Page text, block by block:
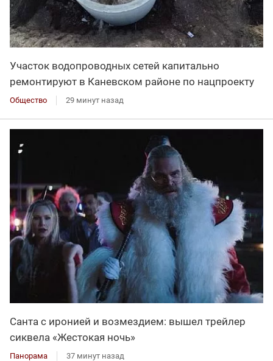
Участок водопроводных сетей капитально
ремонтируют в Каневском районе по нацпроекту
Общество 29 минут назад
Санта с иронией и возмездием: вышел трейлер
сиквела «Жестокая ночь»
Панорама 37 минут назад